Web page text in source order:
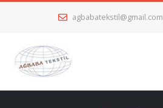
agbabatekstil@gmail.com